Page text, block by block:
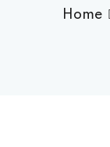
Home